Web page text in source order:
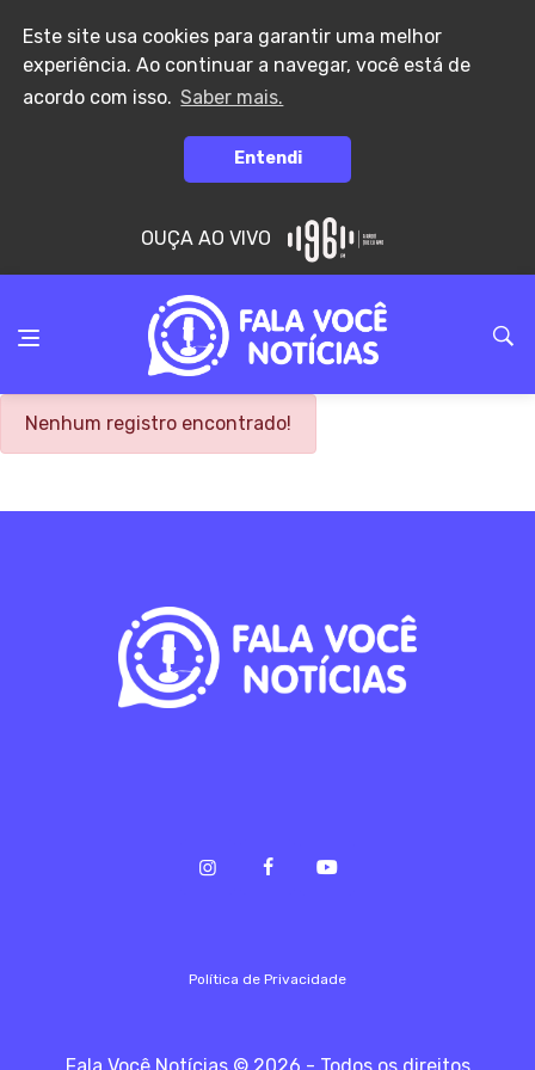
Este site usa cookies para garantir uma melhor
experiência. Ao continuar a navegar, você está de
acordo com isso. Saber mais.
Entendi
OUÇA AO VIVO
Nenhum registro encontrado!
Política de Privacidade